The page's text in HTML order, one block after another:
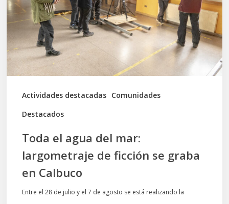
Actividades destacadas Comunidades
Destacados
mar:
largometraje
de
ficción
se
graba
Toda el agua del mar:
largometraje de ficción se graba
en Calbuco
Entre el 28 de julio y el 7 de agosto se está realizando la